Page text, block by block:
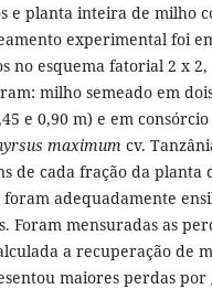
e planta inteira de milho
experimental foi
no esquema fatorial 2 x 2,
milho semeado em
e 0,90 m) e em
maximum cv.
de cada fração da planta
adequadamente
Foram mensuradas as
a recuperação de
maiores perdas por